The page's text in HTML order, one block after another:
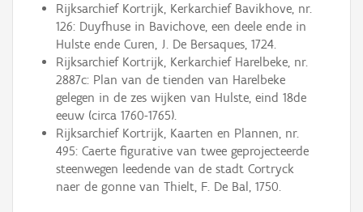
Rijksarchief Kortrijk, Kerkarchief Bavikhove, nr.
126: Duyfhuse in Bavichove, een deele ende in
Hulste ende Curen, J. De Bersaques, 1724.
Rijksarchief Kortrijk, Kerkarchief Harelbeke, nr.
2887c: Plan van de tienden van Harelbeke
gelegen in de zes wijken van Hulste, eind 18de
eeuw (circa 1760-1765).
Rijksarchief Kortrijk, Kaarten en Plannen, nr.
495: Caerte figurative van twee geprojecteerde
steenwegen leedende van de stadt Cortryck
naer de gonne van Thielt, F. De Bal, 1750.